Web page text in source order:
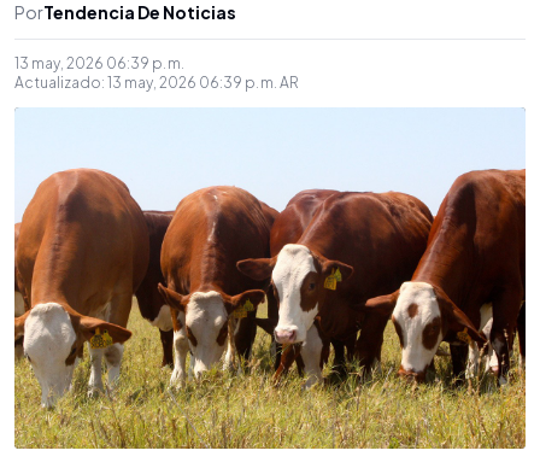
PorTendencia De Noticias
13 may, 2026 06:39 p. m.
Actualizado: 13 may, 2026 06:39 p. m. AR